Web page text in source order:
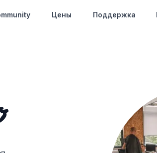
Цены Поддержка